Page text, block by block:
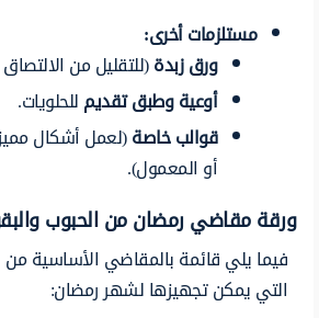
مستلزمات أخرى:
ورق زبدة(للتقليل من الالتصاق
أوعية وطبق تقديمللحلويات.
قوالب خاصة(لعمل أشكال
أو المعمول).
ورقة مقاضي رمضان من الحبوب
فيما يلي قائمة بالمقاضي الأساسية من
التي يمكن تجهيزها لشهر رمضان: